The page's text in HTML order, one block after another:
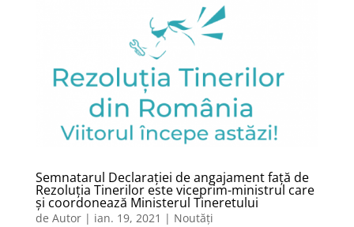
Semnatarul Declarației de angajament față de
Rezoluția Tinerilor este viceprim-ministrul care
și coordonează Ministerul Tineretului
de Autor| ian. 19, 2021 | Noutăți